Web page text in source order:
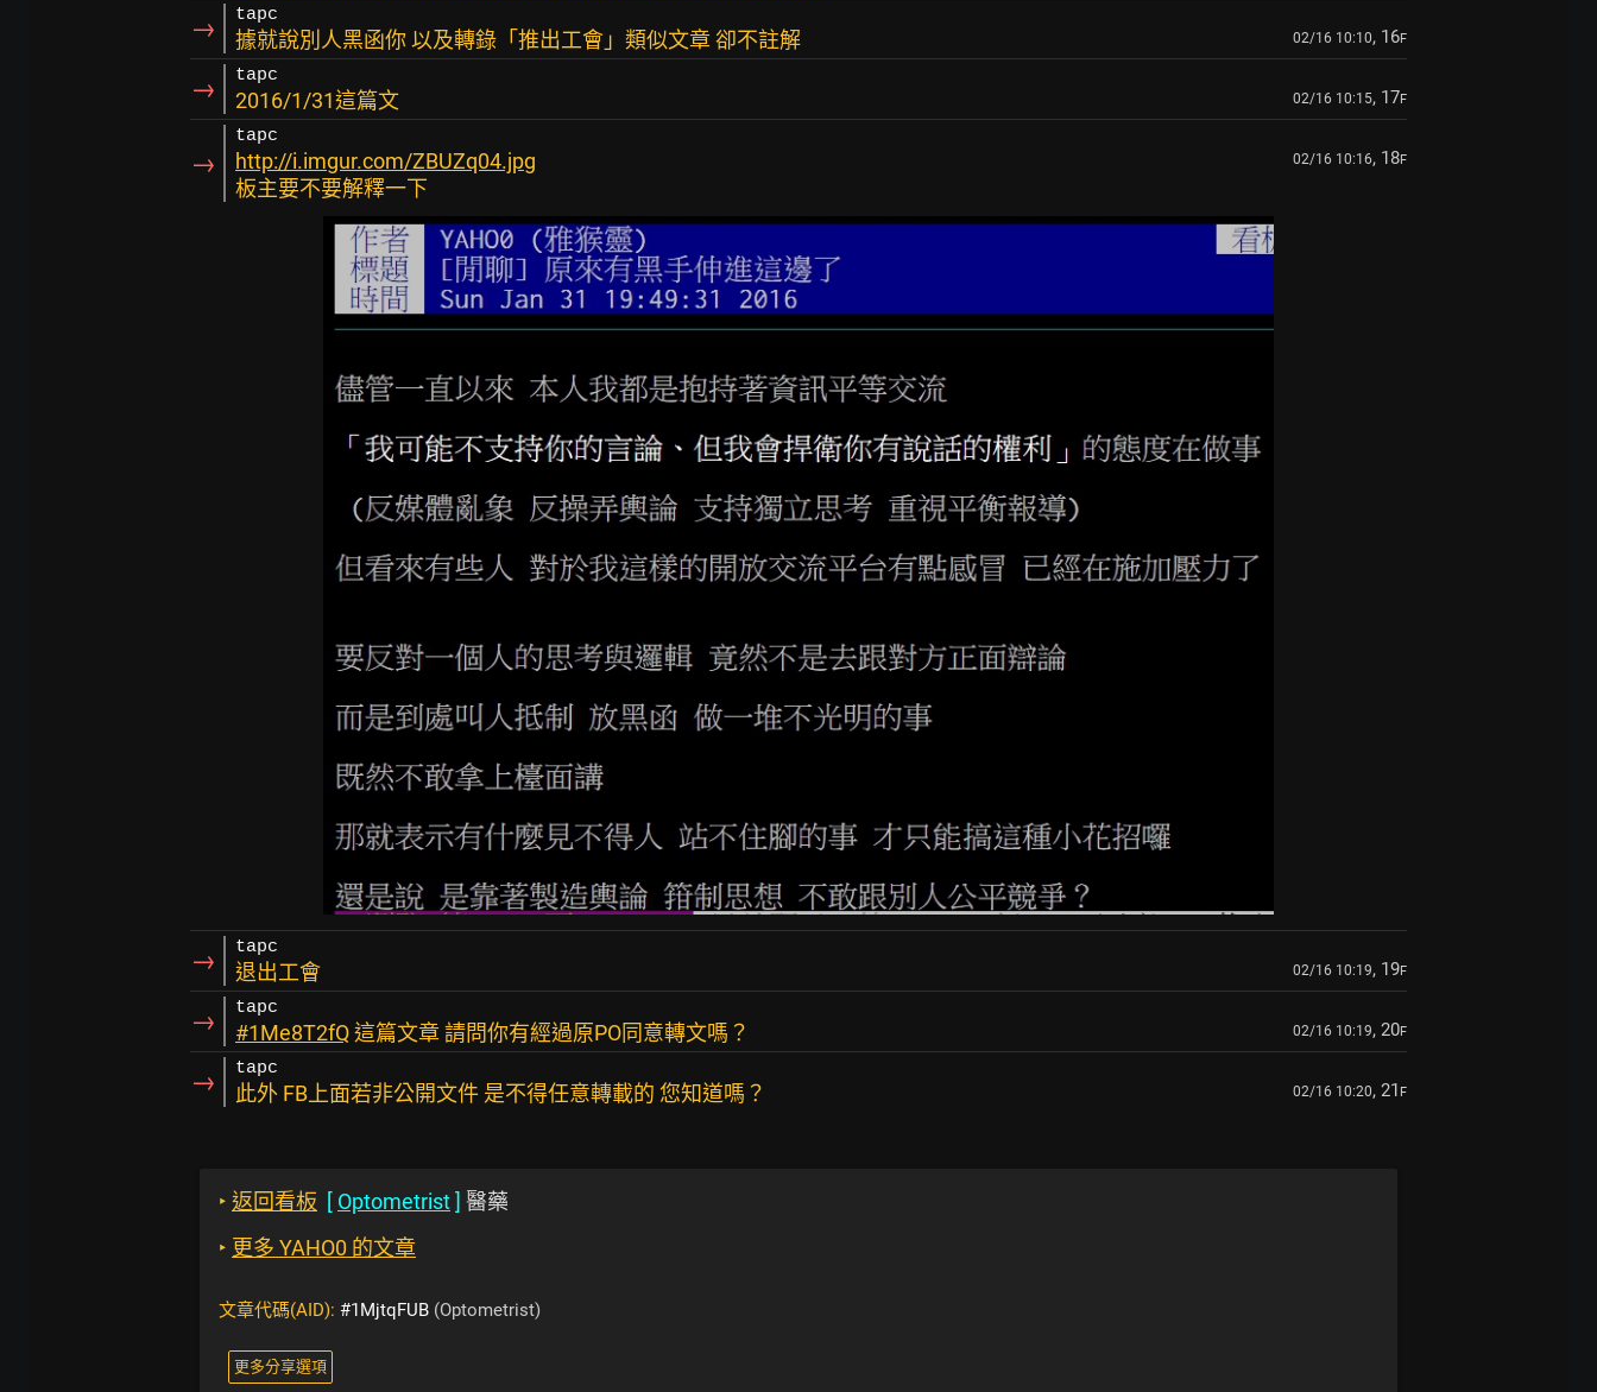
→ tapc
據就說別人黑函你 以及轉錄「推出工會」類似文章 卻不註解 02/16 10:10, 16F
→ tapc
2016/1/31這篇文 02/16 10:15, 17F
→
tapc
http://i.imgur.com/ZBUZq04.jpg
板主要不要解釋一下
02/16 10:16, 18F
→ tapc
退出工會 02/16 10:19, 19F
→ tapc
#1Me8T2fQ這篇文章 請問你有經過原PO同意轉文嗎？ 02/16 10:19, 20F
→ tapc
此外 FB上面若非公開文件 是不得任意轉載的 您知道嗎？ 02/16 10:20, 21 F
‣ 返回看板 [ Optometrist] 醫藥
‣ 更多 YAHO0 的文章
文章代碼(AID): #1MjtqFUB (Optometrist)
更多分享選項